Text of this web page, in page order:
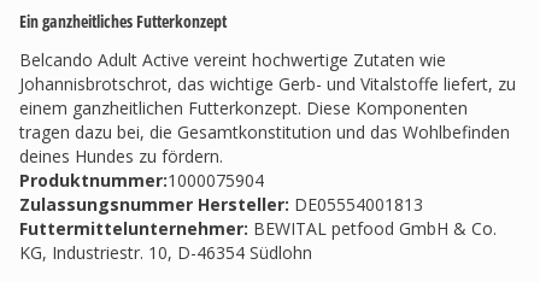
Ein ganzheitliches Futterkonzept
Belcando Adult Active vereint hochwertige Zutaten wie
Johannisbrotschrot, das wichtige Gerb- und Vitalstoffe liefert, zu
einem ganzheitlichen Futterkonzept. Diese Komponenten
tragen dazu bei, die Gesamtkonstitution und das Wohlbefinden
deines Hundes zu fördern.
Produktnummer:1000075904
Zulassungsnummer Hersteller: DE05554001813
Futtermittelunternehmer: BEWITAL petfood GmbH & Co.
KG, Industriestr. 10, D-46354 Südlohn